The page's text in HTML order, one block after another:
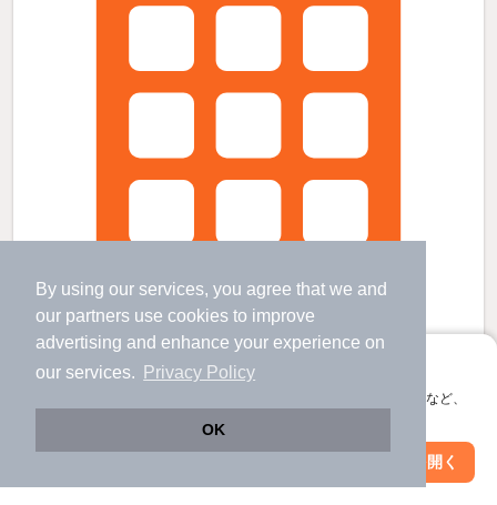
By using our services, you agree that we and
our partners use cookies to improve
advertising and enhance your experience on
our services.
Privacy Policy
OK
アプリに切り替えて、サクサクお部屋探し
会員登録なしですぐ使える。マップ検索やお気に入り保存など、
アプリを開く
Siesta河原町の賃貸物件
小網町駅 歩
舟入町駅 歩2分 （広電江波線）
ほか14駅（徒歩20分圏内）
絞り込み条件を変更